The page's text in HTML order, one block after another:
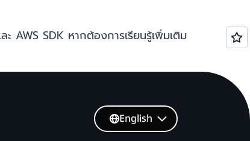
ะ AWS SDK หากต้องการเรียนรู้เพิ่มเติม
English